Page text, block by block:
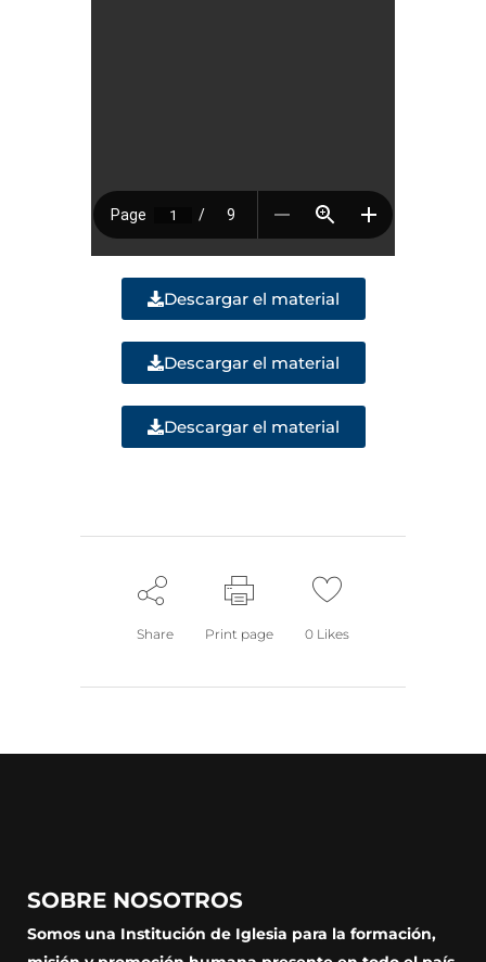
Descargar el material
Descargar el material
Descargar el material
Share Print page 0 Likes
SOBRE NOSOTROS
Somos una Institución de Iglesia para la formación,